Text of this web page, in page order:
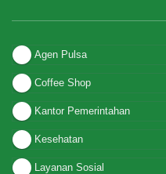
Agen Pulsa
Coffee Shop
Kantor Pemerintahan
Kesehatan
Layanan Sosial